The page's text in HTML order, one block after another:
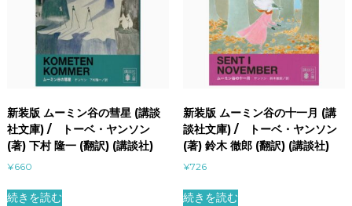
新装版 ムーミン谷の彗星 (講談
社文庫) / トーベ・ヤンソン
(著) 下村 隆一 (翻訳) (講談社)
¥660
続きを読む
新装版 ムーミン谷の十一月 (講
談社文庫) / トーベ・ヤンソン
(著) 鈴木 徹郎 (翻訳) (講談社)
¥726
続きを読む